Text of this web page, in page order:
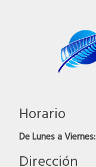
Horario
De Lunes a Viernes:
Dirección